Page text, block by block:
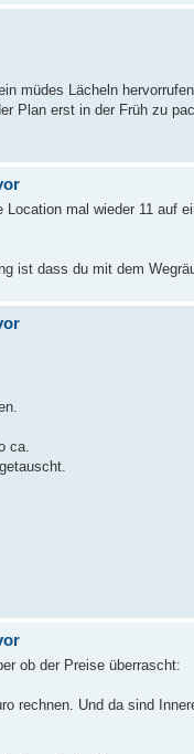
müdes Lächeln
Plan erst in der Früh zu
Location mal wieder 11 auf
ist dass du mit dem
ca.
ob der Preise überrascht:
rechnen. Und da sind